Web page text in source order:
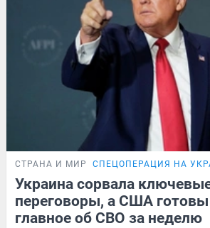
СТРАНА И МИР СПЕЦОПЕРАЦИЯ НА
Украина сорвала
переговоры, а США готовы
главное об СВО за неделю